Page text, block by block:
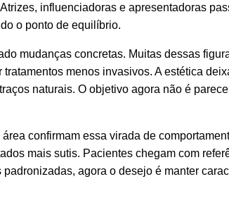
influenciadoras e apresentadoras
o ponto de equilíbrio.
mudanças concretas. Muitas dessas
menos invasivos. A estética
naturais. O objetivo agora não é
confirmam essa virada de
mais sutis. Pacientes chegam com
agora o desejo é manter